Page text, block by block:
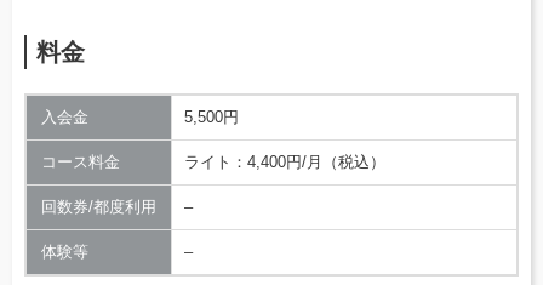
料金
入会金 5,500円
コース料金 ライト：4,400円/月（税込）
回数券/都度利用 –
体験等 –